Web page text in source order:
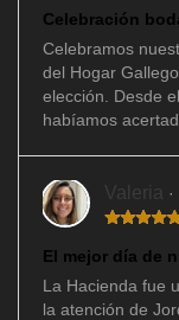
Celebración
Celebramos
del Hogar
elección. Desde
habíamos
Valeria
El mejor día de
La Hacienda fue
la atención de